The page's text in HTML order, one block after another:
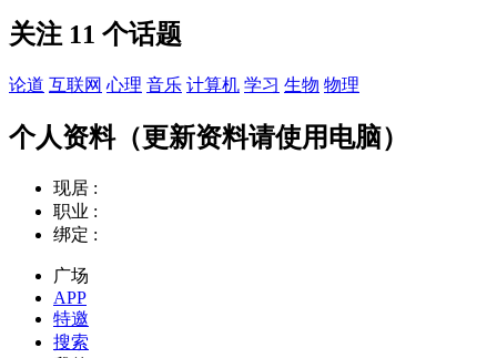
关注 11 个话题
论道 互联网 心理 音乐 计算机 学习 生物 物理
个人资料（更新资料请使用电脑）
现居 :
职业 :
绑定 :
广场
APP
特邀
搜索